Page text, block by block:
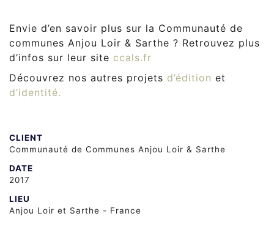
Envie d’en savoir plus sur la Communauté de
communes Anjou Loir & Sarthe ? Retrouvez plus
d’infos sur leur site ccals.fr
Découvrez nos autres projets d’édition et
d’identité.
CLIENT
Communauté de Communes Anjou Loir & Sarthe
DATE
2017
LIEU
Anjou Loir et Sarthe - France